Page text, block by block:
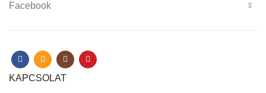
Facebook
KAPCSOLAT